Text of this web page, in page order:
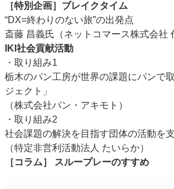
［特別企画］ブレイクタイム
“DX=終わりのない旅”の出発点
斎藤 昌義氏（ネットコマース株式会社
IKI社会貢献活動
・取り組み1
栃木のパン工房が世界の課題にパンで
ジェクト」
（株式会社パン・アキモト）
・取り組み2
社会課題の解決を目指す団体の活動を
（特定非営利活動法人 たいらか）
［コラム］ スループレーのすすめ